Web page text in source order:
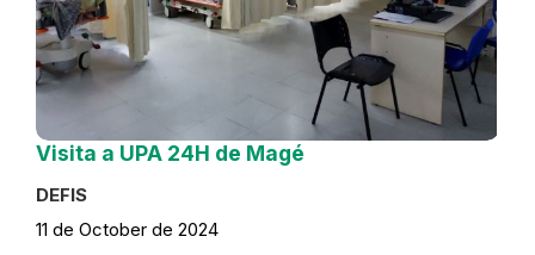
Visita a UPA 24H de Magé
DEFIS
11 de October de 2024